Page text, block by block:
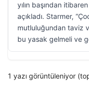
yılın başından
açıkladı. Starmer,
mutluluğundan taviz
bu yasak gelmeli ve
1 yazı görüntüleniyor